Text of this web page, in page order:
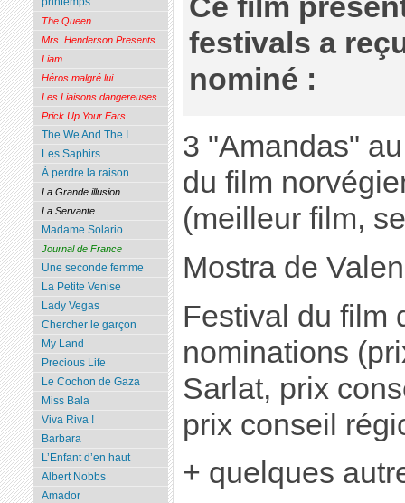
festivals a
nominé :
3 "Amandas"
du film
(meilleur film,
Mostra de
Festival du film
nominations
Sarlat, prix
prix conseil
+ quelques
The Queen
Mrs. Henderson Presents
Liam
Héros malgré lui
Les Liaisons dangereuses
Prick Up Your Ears
The We And The I
Les Saphirs
À perdre la raison
La Grande illusion
La Servante
Madame Solario
Journal de France
Une seconde femme
La Petite Venise
Lady Vegas
Chercher le garçon
My Land
Precious Life
Le Cochon de Gaza
Miss Bala
Viva Riva !
Barbara
L’Enfant d’en haut
Albert Nobbs
Amador